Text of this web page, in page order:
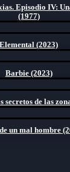
Episodio IV:
(1977)
Elemental (2023)
Barbie (2023)
de las
un mal hombre